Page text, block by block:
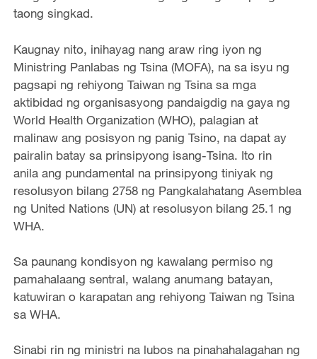
taong singkad.
Kaugnay nito, inihayag nang araw ring iyon ng
Ministring Panlabas ng Tsina (MOFA), na sa isyu ng
pagsapi ng rehiyong Taiwan ng Tsina sa mga
aktibidad ng organisasyong pandaigdig na gaya ng
World Health Organization (WHO), palagian at
malinaw ang posisyon ng panig Tsino, na dapat ay
pairalin batay sa prinsipyong isang-Tsina. Ito rin
anila ang pundamental na prinsipyong tiniyak ng
resolusyon bilang 2758 ng Pangkalahatang Asemblea
ng United Nations (UN) at resolusyon bilang 25.1 ng
WHA.
Sa paunang kondisyon ng kawalang permiso ng
pamahalaang sentral, walang anumang batayan,
katuwiran o karapatan ang rehiyong Taiwan ng Tsina
sa WHA.
Sinabi rin ng ministri na lubos na pinahahalagahan ng